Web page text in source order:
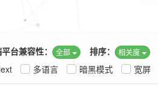
排序： 相关度
台兼容性： 全部
宽屏
暗黑模式
多语言